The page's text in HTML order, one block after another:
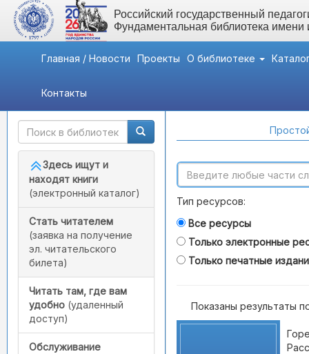
Российский государственный
Фундаментальная библиотека
Главная / Новости Проекты О библиотеке
Контакты
Быстрый доступ
Здесь ищут и
находят книги
(электронный каталог)
Стать читателем
(заявка на получение
эл. читательского
билета)
Читать там, где вам
удобно (удаленный
доступ)
Обслуживание
Тип ресурсов:
Все ресурсы
Только электронные
Только печатные
Показаны результаты